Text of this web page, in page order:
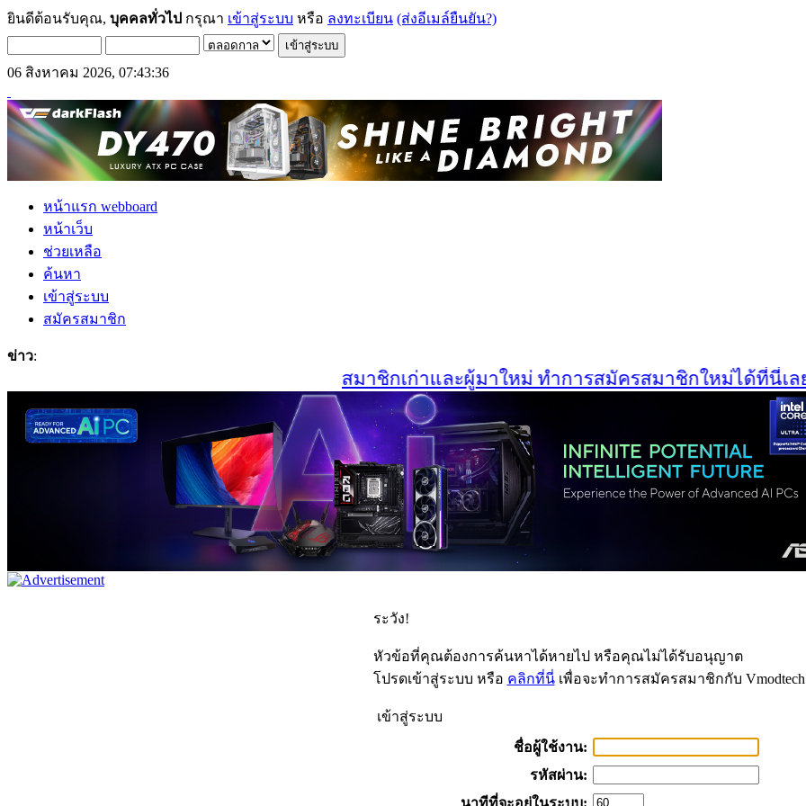
ยินดีต้อนรับคุณ, บุคคลทั่วไป กรุณา เข้าสู่ระบบ หรือ ลงทะเบียน (ส่งอีเมล์ยืนยัน?)
06 สิงหาคม 2026, 07:43:36
หน้าแรก webboard
หน้าเว็บ
ช่วยเหลือ
ค้นหา
เข้าสู่ระบบ
สมัครสมาชิก
ข่าว:
สมาชิกเก่าและผู้มาใหม่ ทำการสมัครสมาชิกใหม่ได้ที่นี่เลย
ระวัง!
หัวข้อที่คุณต้องการค้นหาได้หายไป หรือคุณไม่ได้รับอนุญาต
โปรดเข้าสู่ระบบ หรือ คลิกที่นี่เพื่อจะทำการสมัครสมาชิกกับ
เข้าสู่ระบบ
ชื่อผู้ใช้งาน:
รหัสผ่าน:
นาทีที่จะอยู่ในระบบ: